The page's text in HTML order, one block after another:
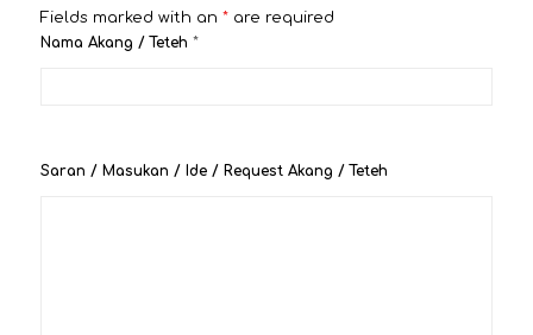
Fields marked with an *are required
Nama Akang / Teteh *
Saran / Masukan / Ide / Request Akang / Teteh